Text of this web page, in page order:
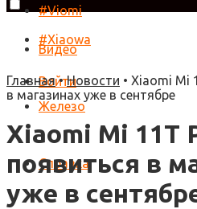
#Viomi
#Xiaowa
Войти
Видео
Железо
Справка
Главная•Новости • Xiaomi Mi
в магазинах уже в сентябре
Xiaomi Mi 11T
появиться в
уже в